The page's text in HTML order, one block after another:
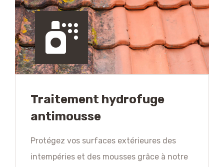
Traitement hydrofuge
antimousse
Protégez vos surfaces extérieures des
intempéries et des mousses grâce à notre